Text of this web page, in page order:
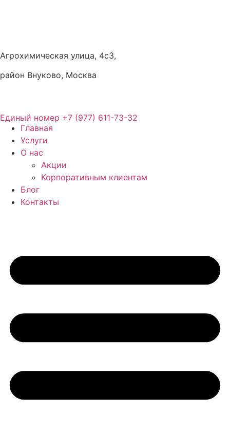
Агрохимическая улица, 4с3,
район Внуково, Москва
Единый номер +7 (977) 611-73-32
Главная
Услуги
О нас
Акции
Корпоративным клиентам
Блог
Контакты